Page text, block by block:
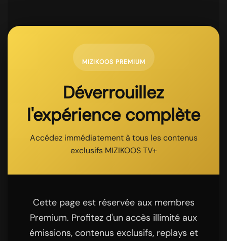
MIZIKOOS PREMIUM
Déverrouillez
l'expérience complète
Accédez immédiatement à tous les contenus
exclusifs MIZIKOOS TV+
Cette page est réservée aux membres
Premium. Profitez d'un accès illimité aux
émissions, contenus exclusifs, replays et